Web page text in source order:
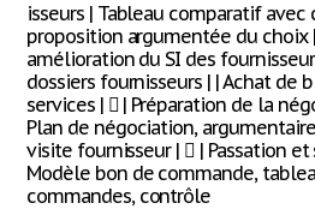
isseurs | Tableau comparatif avec
proposition argumentée du choix
amélioration du SI des
dossiers fournisseurs | | Achat de
services |  | Préparation de la
Plan de négociation,
visite fournisseur |  | Passation
Modèle bon de commande,
commandes, contrôle